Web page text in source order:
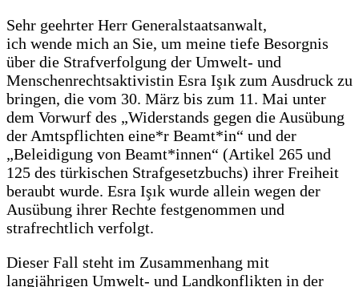
Sehr geehrter Herr Generalstaatsanwalt,
ich wende mich an Sie, um meine tiefe Besorgnis
über die Strafverfolgung der Umwelt- und
Menschenrechtsaktivistin Esra Işık zum Ausdruck zu
bringen, die vom 30. März bis zum 11. Mai unter
dem Vorwurf des „Widerstands gegen die Ausübung
der Amtspflichten eine*r Beamt*in“ und der
„Beleidigung von Beamt*innen“ (Artikel 265 und
125 des türkischen Strafgesetzbuchs) ihrer Freiheit
beraubt wurde. Esra Işık wurde allein wegen der
Ausübung ihrer Rechte festgenommen und
strafrechtlich verfolgt.
Dieser Fall steht im Zusammenhang mit
langjährigen Umwelt- und Landkonflikten in der